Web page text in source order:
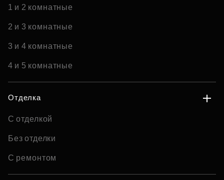
1 и 2 комнатные
2 и 3 комнатные
3 и 4 комнатные
4 и 5 комнатные
Отделка
С отделкой
Без отделки
С ремонтом